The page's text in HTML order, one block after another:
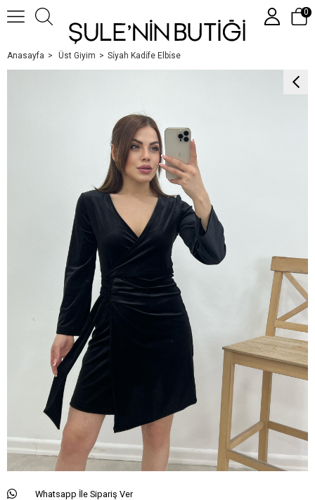
Üye Girişi
0
Anasayfa Üst Giyim Si̇yah Kadi̇fe Elbi̇se
Whatsapp İle Sipariş Ver